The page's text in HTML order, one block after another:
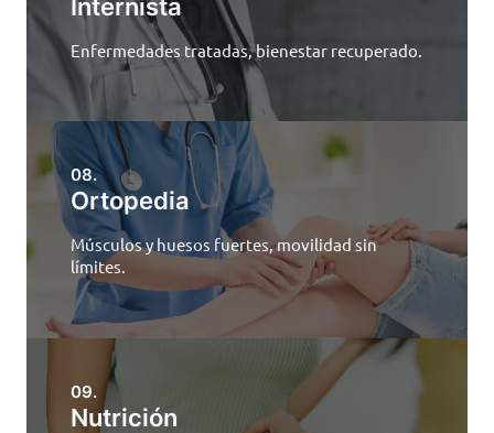
Internista
Enfermedades tratadas, bienestar recuperado.
08.
Ortopedia
Músculos y huesos fuertes, movilidad sin
límites.
09.
Nutrición